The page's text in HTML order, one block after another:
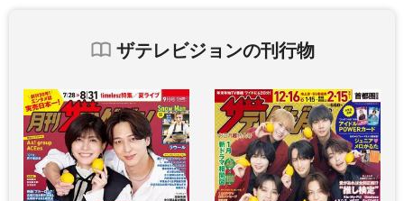
ザテレビジョンの刊行物